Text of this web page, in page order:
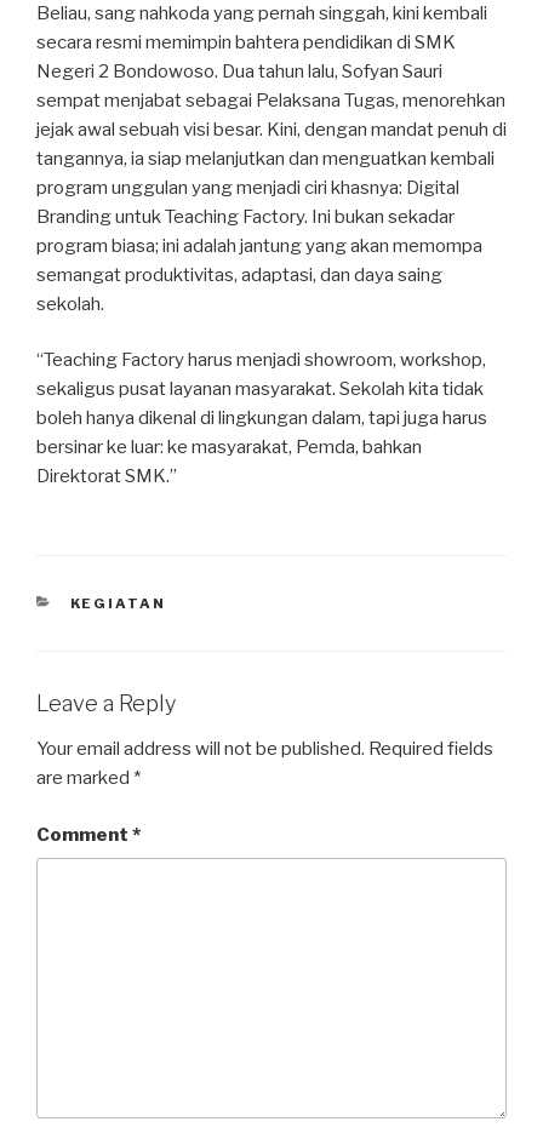
Beliau, sang nahkoda yang pernah singgah, kini kembali
secara resmi memimpin bahtera pendidikan di SMK
Negeri 2 Bondowoso. Dua tahun lalu, Sofyan Sauri
sempat menjabat sebagai Pelaksana Tugas, menorehkan
jejak awal sebuah visi besar. Kini, dengan mandat penuh di
tangannya, ia siap melanjutkan dan menguatkan kembali
program unggulan yang menjadi ciri khasnya: Digital
Branding untuk Teaching Factory. Ini bukan sekadar
program biasa; ini adalah jantung yang akan memompa
semangat produktivitas, adaptasi, dan daya saing
sekolah.
“Teaching Factory harus menjadi showroom, workshop,
sekaligus pusat layanan masyarakat. Sekolah kita tidak
boleh hanya dikenal di lingkungan dalam, tapi juga harus
bersinar ke luar: ke masyarakat, Pemda, bahkan
Direktorat SMK.”
KEGIATAN
Leave a Reply
Your email address will not be published. Required fields
are marked *
Comment *